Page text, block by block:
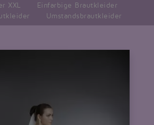
XXL
Einfarbige Brautkleider
Umstandsbrautkleider